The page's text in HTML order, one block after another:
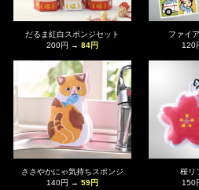
だるま紅白スポンジセット
200円 → 84円
ファイ
120
ささやかにゃ気持ちスポンジ
140円 → 59円
桜リ
150